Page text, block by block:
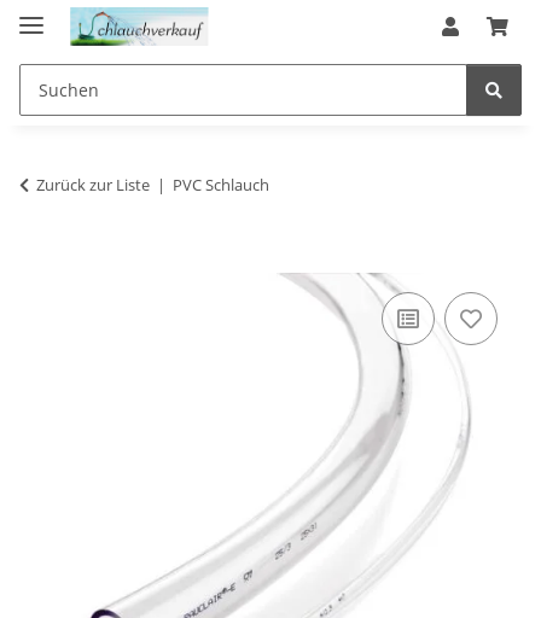
Zurück zur Liste PVC Schlauch